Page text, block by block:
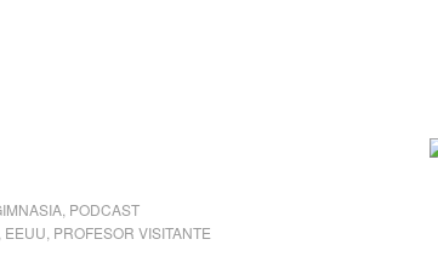
PODCAST
EEUU PROFESOR VISITANTE